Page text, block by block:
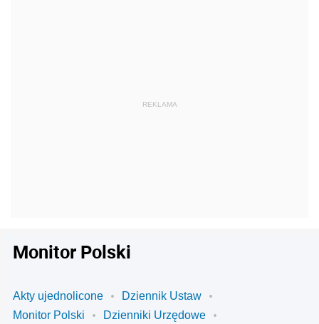
Monitor Polski
Akty ujednolicone
Dziennik Ustaw
Monitor Polski
Dzienniki Urzędowe